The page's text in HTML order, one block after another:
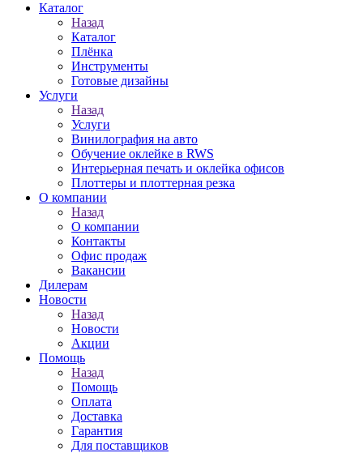
Каталог
Назад
Каталог
Плёнка
Инструменты
Готовые дизайны
Услуги
Назад
Услуги
Винилография на авто
Обучение оклейке в RWS
Интерьерная печать и оклейка офисов
Плоттеры и плоттерная резка
О компании
Назад
О компании
Контакты
Офис продаж
Вакансии
Дилерам
Новости
Назад
Новости
Акции
Помощь
Назад
Помощь
Оплата
Доставка
Гарантия
Для поставщиков